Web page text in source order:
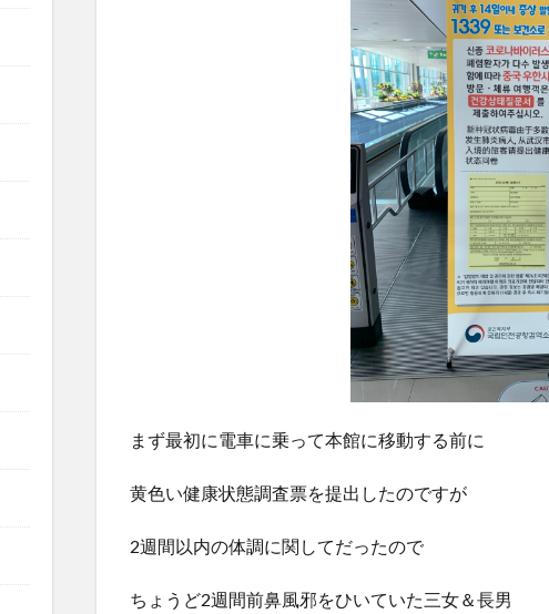
まず最初に電車に乗って本館に移動する前に
黄色い健康状態調査票を提出したのですが
2週間以内の体調に関してだったので
ちょうど2週間前鼻風邪をひいていた三女＆長男